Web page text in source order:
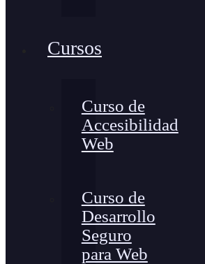
Cursos
Curso de
Accesibilidad
Web
Curso de
Desarrollo
Seguro
para Web